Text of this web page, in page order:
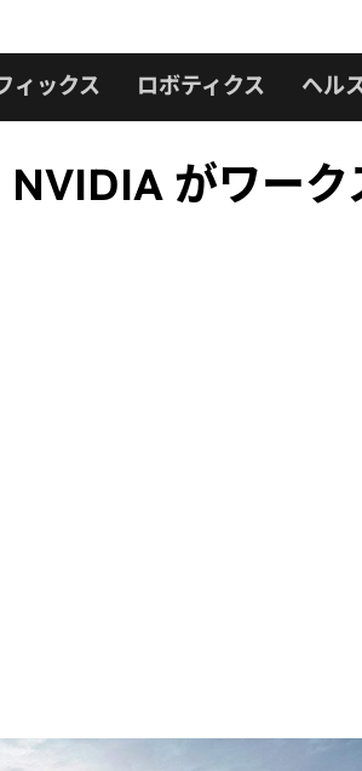
ィックス ロボティクス ヘル
がワー